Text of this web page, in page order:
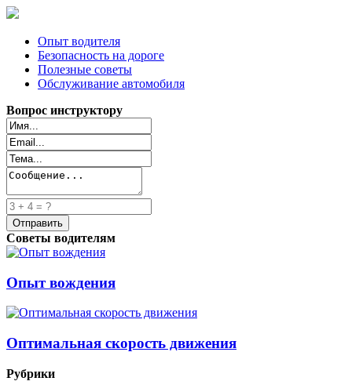
Опыт водителя
Безопасность на дороге
Полезные советы
Обслуживание автомобиля
Вопрос инструктору
Советы водителям
Опыт вождения
Оптимальная скорость движения
Рубрики